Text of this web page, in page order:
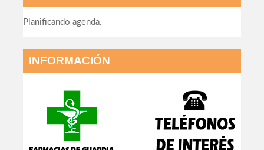
Planificando agenda.
INFORMACIÓN